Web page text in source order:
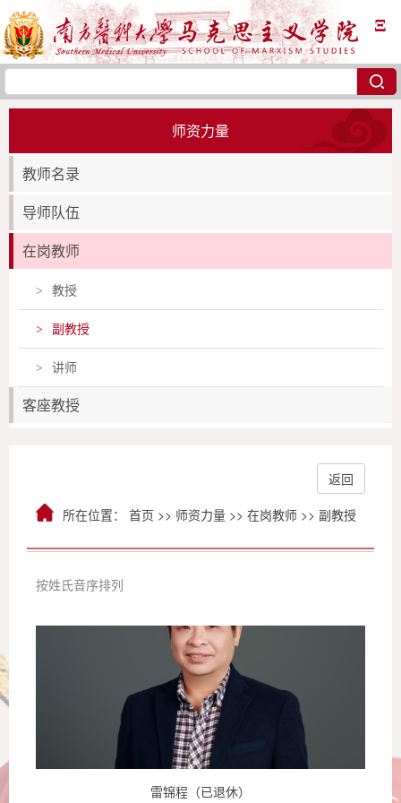
Ξ
师资力量
教师名录
导师队伍
在岗教师
> 教授
> 副教授
> 讲师
客座教授
所在位置： 首页 >> 师资力量 >> 在岗教师 >> 副教授
返回
按姓氏音序排列
雷锦程（已退休）